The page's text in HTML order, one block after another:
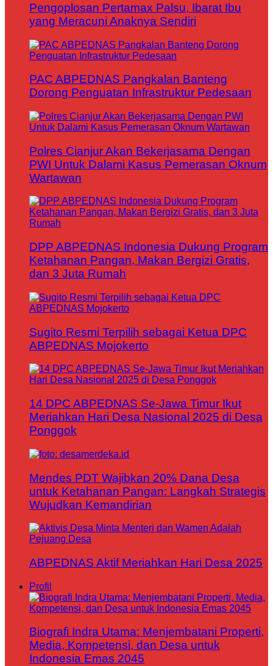
Pengoplosan Pertamax Palsu, Ibarat Ibu
yang Meracuni Anaknya Sendiri
PAC ABPEDNAS Pangkalan Banteng
Dorong Penguatan Infrastruktur Pedesaan
Polres Cianjur Akan Bekerjasama Dengan
PWI Untuk Dalami Kasus Pemerasan Oknum
Wartawan
DPP ABPEDNAS Indonesia Dukung Program
Ketahanan Pangan, Makan Bergizi Gratis,
dan 3 Juta Rumah
Sugito Resmi Terpilih sebagai Ketua DPC
ABPEDNAS Mojokerto
14 DPC ABPEDNAS Se-Jawa Timur Ikut
Meriahkan Hari Desa Nasional 2025 di Desa
Ponggok
Mendes PDT Wajibkan 20% Dana Desa
untuk Ketahanan Pangan: Langkah Strategis
Wujudkan Kemandirian
ABPEDNAS Aktif Meriahkan Hari Desa 2025
Profil
Biografi Indra Utama: Menjembatani Properti,
Media, Kompetensi, dan Desa untuk
Indonesia Emas 2045